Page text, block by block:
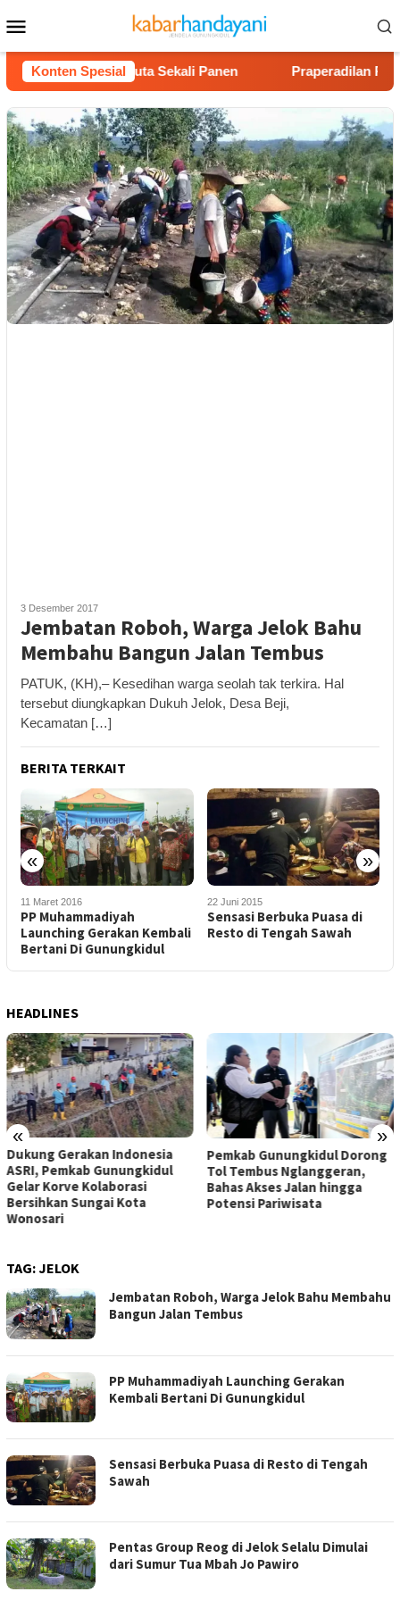
ke
kontenMobile
Konten Spesial
Rp40 Juta Sekali Panen Praperadilan Raudi
3 Desember 2017
Jembatan Roboh, Warga Jelok Bahu
Membahu Bangun Jalan Tembus
PATUK, (KH),– Kesedihan warga seolah tak terkira. Hal
tersebut diungkapkan Dukuh Jelok, Desa Beji,
Kecamatan […]
BERITA TERKAIT
« »
11 Maret 2016
PP Muhammadiyah
Launching Gerakan Kembali
Bertani Di Gunungkidul
22 Juni 2015
Sensasi Berbuka Puasa di
Resto di Tengah Sawah
HEADLINES
« »
Dukung Gerakan Indonesia
ASRI, Pemkab Gunungkidul
Gelar Korve Kolaborasi
Bersihkan Sungai Kota
Wonosari
Pemkab Gunungkidul Dorong
Tol Tembus Nglanggeran,
Bahas Akses Jalan hingga
Potensi Pariwisata
TAG:JELOK
Jembatan Roboh, Warga Jelok Bahu Membahu
Bangun Jalan Tembus
PP Muhammadiyah Launching Gerakan
Kembali Bertani Di Gunungkidul
Sensasi Berbuka Puasa di Resto di Tengah
Sawah
Pentas Group Reog di Jelok Selalu Dimulai
dari Sumur Tua Mbah Jo Pawiro